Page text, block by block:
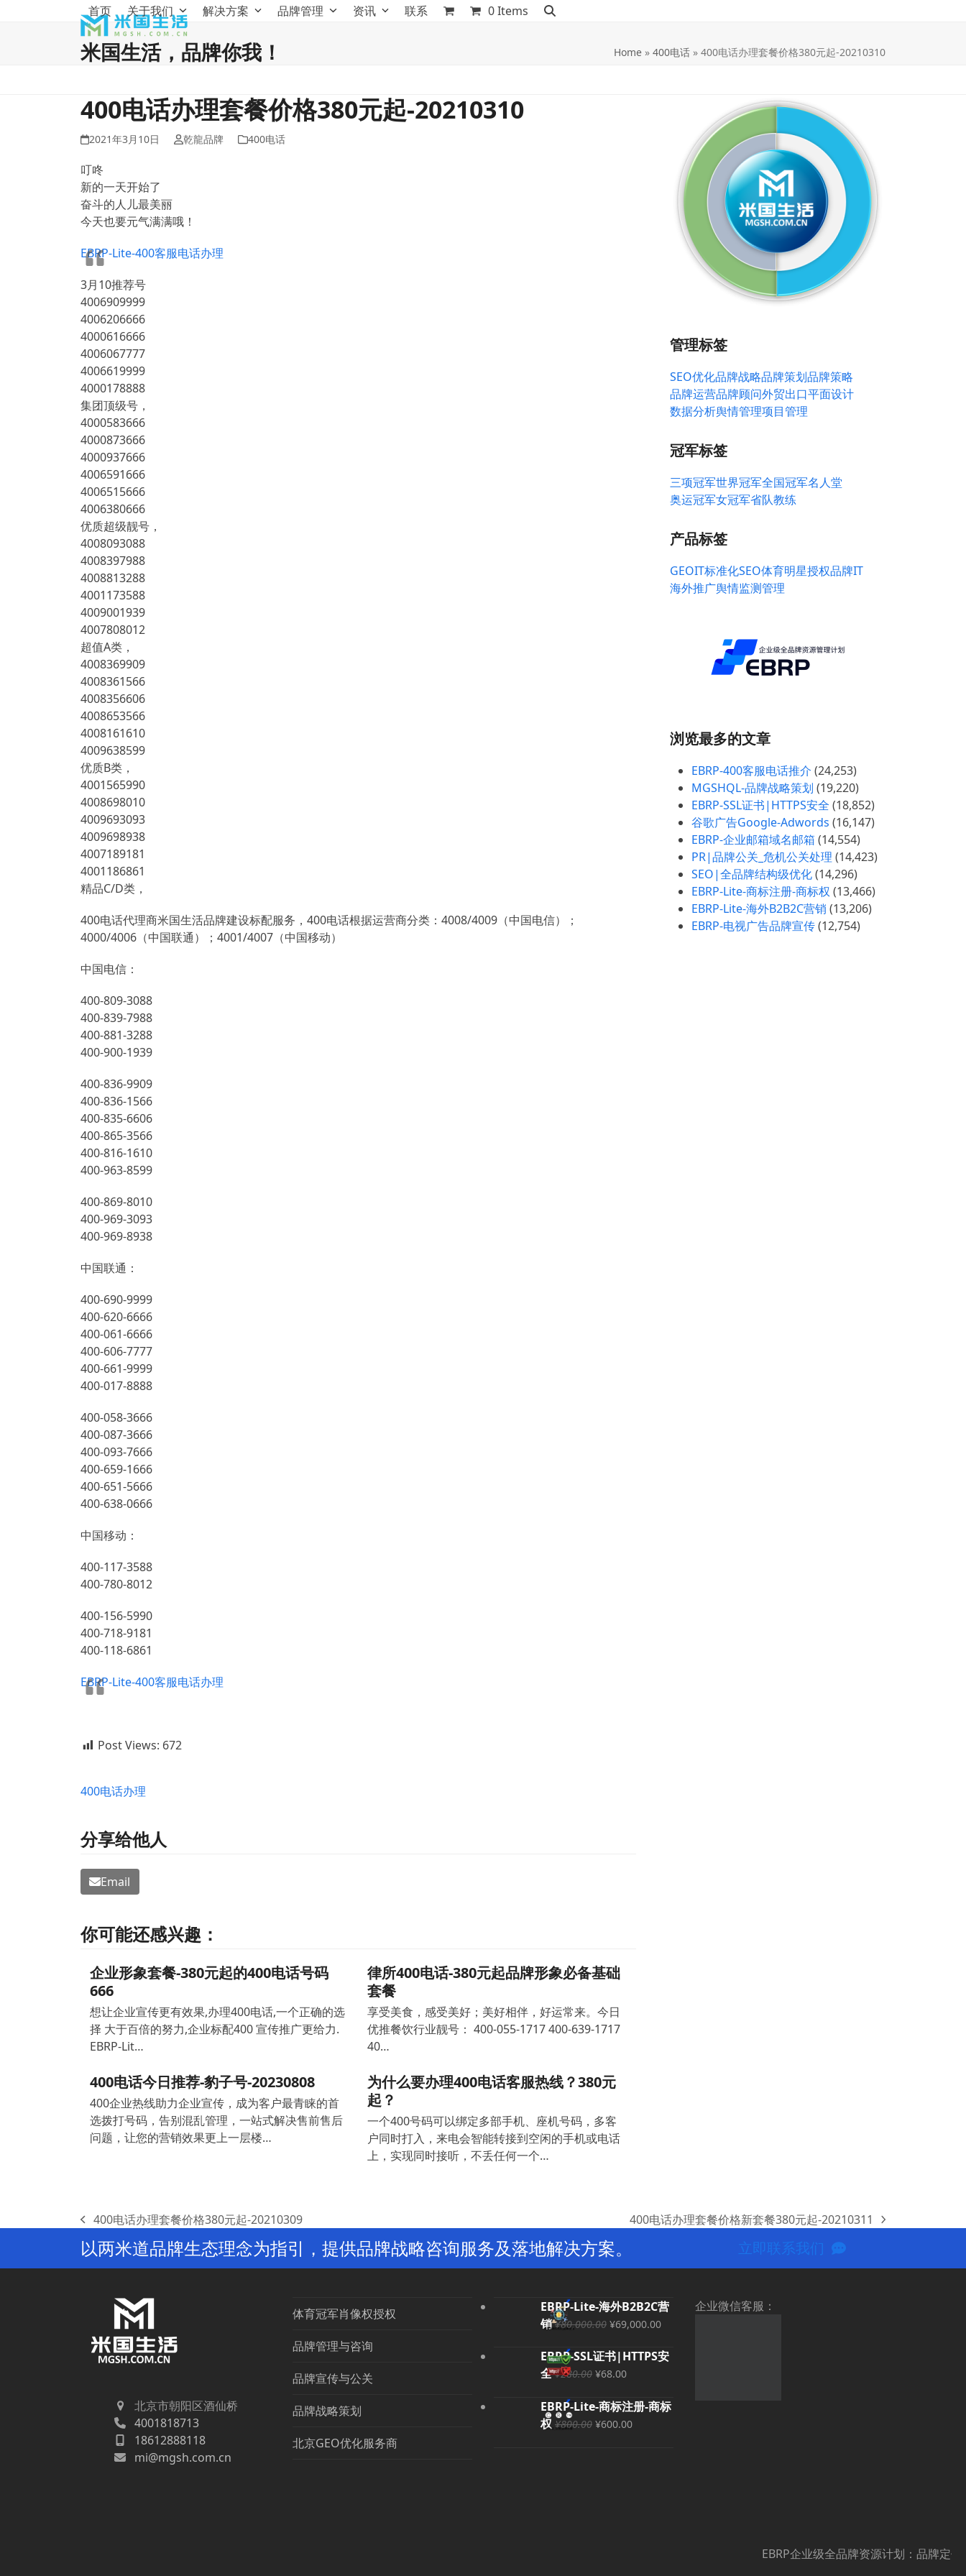
首页 关于我们 解决方案 品牌管理 资讯 联系 0 Items
米国生活，品牌你我！ Home » 400电话 » 400电话办理套餐价格380元起-20210310
400电话办理套餐价格380元起-20210310
2021年3月10日 乾龍品牌 400电话
叮咚
新的一天开始了
奋斗的人儿最美丽
今天也要元气满满哦！
EBRP-Lite-400客服电话办理
3月10推荐号
4006909999
4006206666
4000616666
4006067777
4006619999
4000178888
集团顶级号，
4000583666
4000873666
4000937666
4006591666
4006515666
4006380666
优质超级靓号，
4008093088
4008397988
4008813288
4001173588
4009001939
4007808012
超值A类，
4008369909
4008361566
4008356606
4008653566
4008161610
4009638599
优质B类，
4001565990
4008698010
4009693093
4009698938
4007189181
4001186861
精品C/D类，
400电话代理商米国生活品牌建设标配服务，400电话根据运营商分类：4008/4009（中国电信）；
4000/4006（中国联通）；4001/4007（中国移动）
中国电信：
400-809-3088
400-839-7988
400-881-3288
400-900-1939
400-836-9909
400-836-1566
400-835-6606
400-865-3566
400-816-1610
400-963-8599
400-869-8010
400-969-3093
400-969-8938
中国联通：
400-690-9999
400-620-6666
400-061-6666
400-606-7777
400-661-9999
400-017-8888
400-058-3666
400-087-3666
400-093-7666
400-659-1666
400-651-5666
400-638-0666
中国移动：
400-117-3588
400-780-8012
400-156-5990
400-718-9181
400-118-6861
EBRP-Lite-400客服电话办理
Post Views: 672
400电话办理
分享给他人
Email
你可能还感兴趣：
企业形象套餐-380元起的400电话号码
666
想让企业宣传更有效果,办理400电话,一个正确的选
择 大于百倍的努力,企业标配400 宣传推广更给力.
EBRP-Lit…
律所400电话-380元起品牌形象必备基础
套餐
享受美食，感受美好；美好相伴，好运常来。今日
优推餐饮行业靓号： 400-055-1717 400-639-1717
40…
400电话今日推荐-豹子号-20230808
400企业热线助力企业宣传，成为客户最青睐的首
选拨打号码，告别混乱管理，一站式解决售前售后
问题，让您的营销效果更上一层楼…
为什么要办理400电话客服热线？380元
起？
一个400号码可以绑定多部手机、座机号码，多客
户同时打入，来电会智能转接到空闲的手机或电话
上，实现同时接听，不丢任何一个…
管理标签
SEO优化品牌战略品牌策划品牌策略
品牌运营品牌顾问外贸出口平面设计
数据分析舆情管理项目管理
冠军标签
三项冠军世界冠军全国冠军名人堂
奥运冠军女冠军省队教练
产品标签
GEOIT标准化SEO体育明星授权品牌IT
海外推广舆情监测管理
浏览最多的文章
EBRP-400客服电话推介 (24,253)
MGSHQL-品牌战略策划 (19,220)
EBRP-SSL证书|HTTPS安全 (18,852)
谷歌广告Google-Adwords (16,147)
EBRP-企业邮箱域名邮箱 (14,554)
PR|品牌公关_危机公关处理 (14,423)
SEO|全品牌结构级优化(14,296)
EBRP-Lite-商标注册-商标权 (13,466)
EBRP-Lite-海外B2B2C营销 (13,206)
EBRP-电视广告品牌宣传(12,754)
previous
post:
400电话办理套餐价格380元起-20210309
next
400电话办理套餐价格新套餐380元起-20210311
以两米道品牌生态理念为指引，提供品牌战略咨询服务及落地解决方案。 立即联系我们
北京市朝阳区酒仙桥
4001818713
18612888118
mi@mgsh.com.cn
体育冠军肖像权授权
品牌管理与咨询
品牌宣传与公关
品牌战略策划
北京GEO优化服务商
EBRP-Lite-海外B2B2C营
销 ¥80,000.00 原
为：
¥80,000.00。
¥69,000.00当
价
¥69,000.00。
EBRP-SSL证书|HTTPS安
全 ¥280.00 原
为：
¥280.00。
¥68.00当
价
格
EBRP-Lite-商标注册-商标
权 ¥800.00 原
¥600.00当
企业微信客服：
EBRP企业级全品牌资源计划：品牌定位